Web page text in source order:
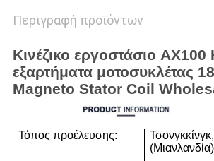
Περιγραφή προϊόντων
Κινέζικο εργοστάσιο AX100
εξαρτήματα μοτοσυκλέτας
Magneto Stator Coil
Τόπος προέλευσης:
(Μιανλανδία)